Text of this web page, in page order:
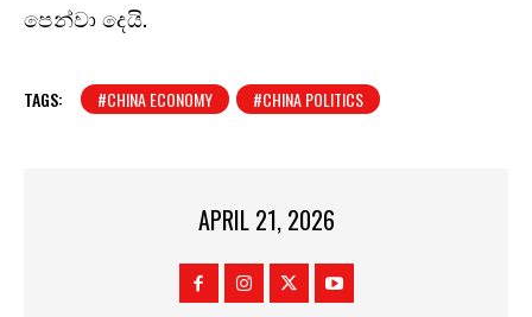
පෙන්වා දෙයි.
TAGS: #CHINA ECONOMY #CHINA POLITICS
APRIL 21, 2026